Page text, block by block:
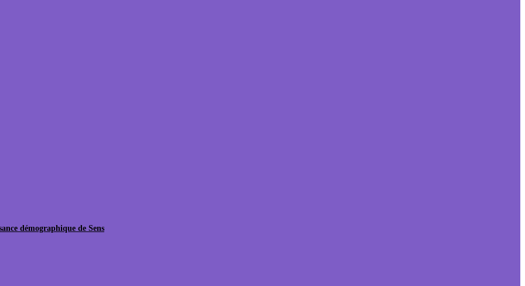
démographique de Sens